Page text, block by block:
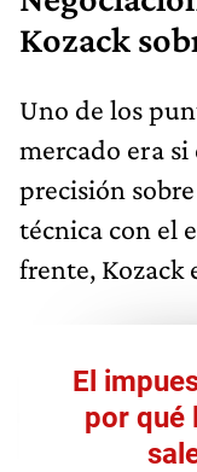
Kozack
Uno de los
mercado era
precisión
técnica con el
frente, Kozack
El
por qué